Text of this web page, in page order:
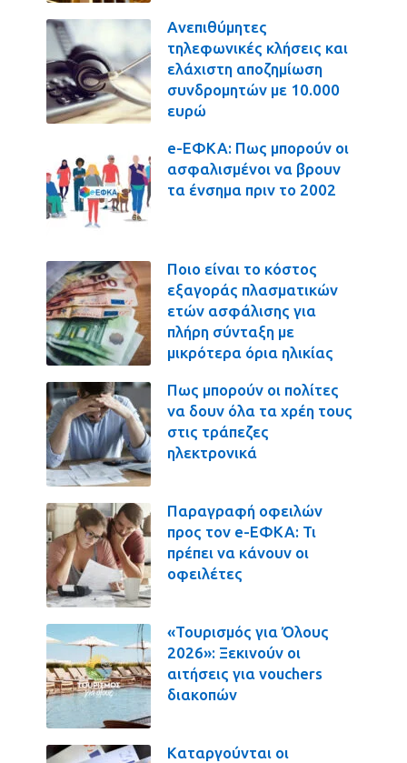
Ανεπιθύμητες
τηλεφωνικές κλήσεις και
ελάχιστη αποζημίωση
συνδρομητών με 10.000
ευρώ
e-ΕΦΚΑ: Πως μπορούν οι
ασφαλισμένοι να βρουν
τα ένσημα πριν το 2002
Ποιο είναι το κόστος
εξαγοράς πλασματικών
ετών ασφάλισης για
πλήρη σύνταξη με
μικρότερα όρια ηλικίας
Πως μπορούν οι πολίτες
να δουν όλα τα χρέη τους
στις τράπεζες
ηλεκτρονικά
Παραγραφή οφειλών
προς τον e-ΕΦΚΑ: Τι
πρέπει να κάνουν οι
οφειλέτες
«Τουρισμός για Όλους
2026»: Ξεκινούν οι
αιτήσεις για vouchers
διακοπών
Καταργούνται οι